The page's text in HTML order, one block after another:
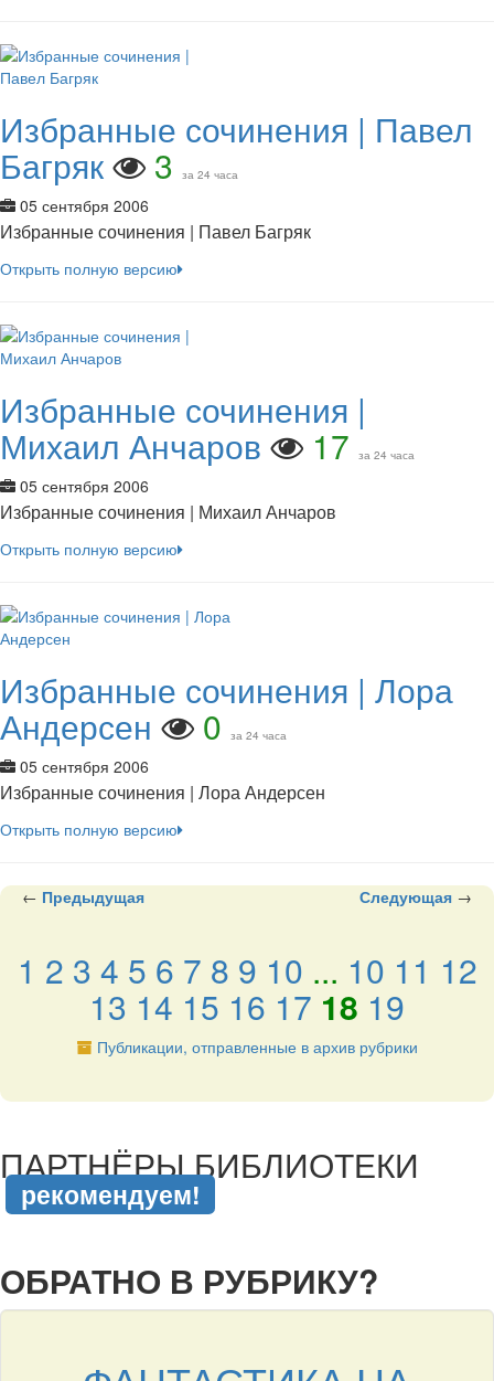
Избранные сочинения | Павел
Багряк 3 за 24 часа
05 сентября 2006
Избранные сочинения | Павел Багряк
Открыть полную версию
Избранные сочинения |
Михаил Анчаров 17 за 24 часа
05 сентября 2006
Избранные сочинения | Михаил Анчаров
Открыть полную версию
Избранные сочинения | Лора
Андерсен 0 за 24 часа
05 сентября 2006
Избранные сочинения | Лора Андерсен
Открыть полную версию
← Предыдущая Следующая →
1 2 3 4 5 6 7 8 9 10 ... 10 11 12
13 14 15 16 17 18 19
Публикации, отправленные в архив рубрики
ПАРТНЁРЫ БИБЛИОТЕКИ
рекомендуем!
ОБРАТНО В РУБРИКУ?